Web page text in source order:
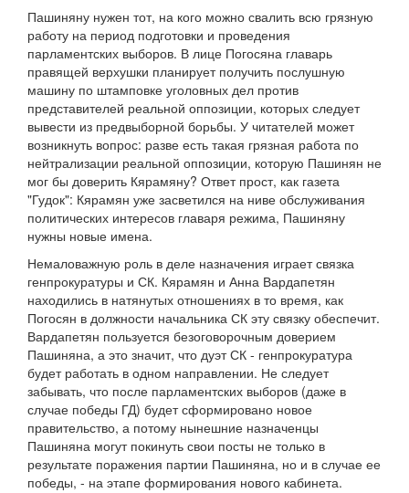
Пашиняну нужен тот, на кого можно свалить всю грязную
работу на период подготовки и проведения
парламентских выборов. В лице Погосяна главарь
правящей верхушки планирует получить послушную
машину по штамповке уголовных дел против
представителей реальной оппозиции, которых следует
вывести из предвыборной борьбы. У читателей может
возникнуть вопрос: разве есть такая грязная работа по
нейтрализации реальной оппозиции, которую Пашинян не
мог бы доверить Кярамяну? Ответ прост, как газета
"Гудок": Кярамян уже засветился на ниве обслуживания
политических интересов главаря режима, Пашиняну
нужны новые имена.
Немаловажную роль в деле назначения играет связка
генпрокуратуры и СК. Кярамян и Анна Вардапетян
находились в натянутых отношениях в то время, как
Погосян в должности начальника СК эту связку обеспечит.
Вардапетян пользуется безоговорочным доверием
Пашиняна, а это значит, что дуэт СК - генпрокуратура
будет работать в одном направлении. Не следует
забывать, что после парламентских выборов (даже в
случае победы ГД) будет сформировано новое
правительство, а потому нынешние назначенцы
Пашиняна могут покинуть свои посты не только в
результате поражения партии Пашиняна, но и в случае ее
победы, - на этапе формирования нового кабинета.